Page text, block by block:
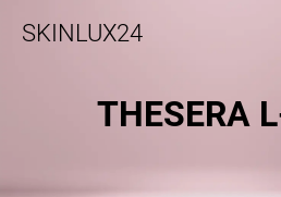
SKINLUX24
THESERA